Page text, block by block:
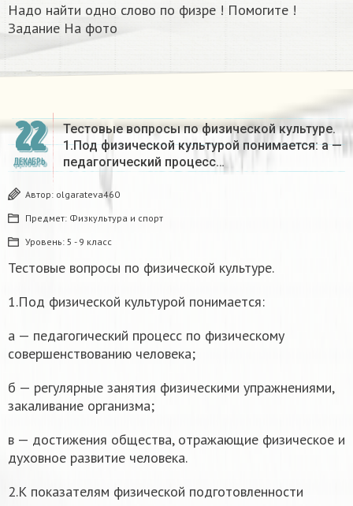
Надо найти одно слово по физре ! Помогите !
Задание На фото
22
ДЕКАБРЬ
Тестовые вопросы по физической культуре.
1.Под физической культурой понимается: а —
педагогический процесс…
Автор: olgarateva460
Предмет: Физкультура и спорт
Уровень: 5 - 9 класс
Тестовые вопросы по физической культуре.
1.Под физической культурой понимается:
а — педагогический процесс по физическому
совершенствованию человека;
б — регулярные занятия физическими упражнениями,
закаливание организма;
в — достижения общества, отражающие физическое и
духовное развитие человека.
2.К показателям физической подготовленности